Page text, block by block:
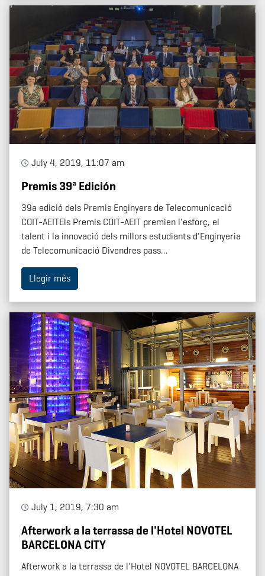
July 4, 2019, 11:07 am
Premis 39ª Edición
39a edició dels Premis Enginyers de Telecomunicació
COIT-AEITEls Premis COIT-AEIT premien l'esforç, el
talent i la innovació dels millors estudiants d'Enginyeria
de Telecomunicació Divendres pass...
Llegir més
July 1, 2019, 7:30 am
Afterwork a la terrassa de l'Hotel NOVOTEL
BARCELONA CITY
Afterwork a la terrassa de l'Hotel NOVOTEL BARCELONA